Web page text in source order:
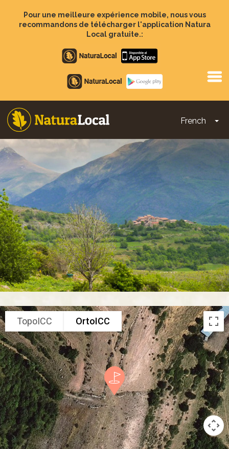
contenu
Pour une meilleure expérience mobile, nous vous
recommandons de télécharger l'application Natura
Local gratuite.:
Apple
store
Google
Play
French
Main
navigation
TopoICC OrtoICC